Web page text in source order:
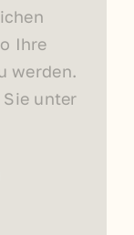
Ihre
werden.
unter